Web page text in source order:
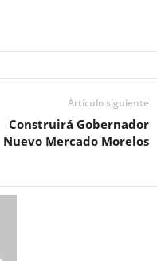
Artículo siguiente
Construirá Gobernador
Nuevo Mercado Morelos